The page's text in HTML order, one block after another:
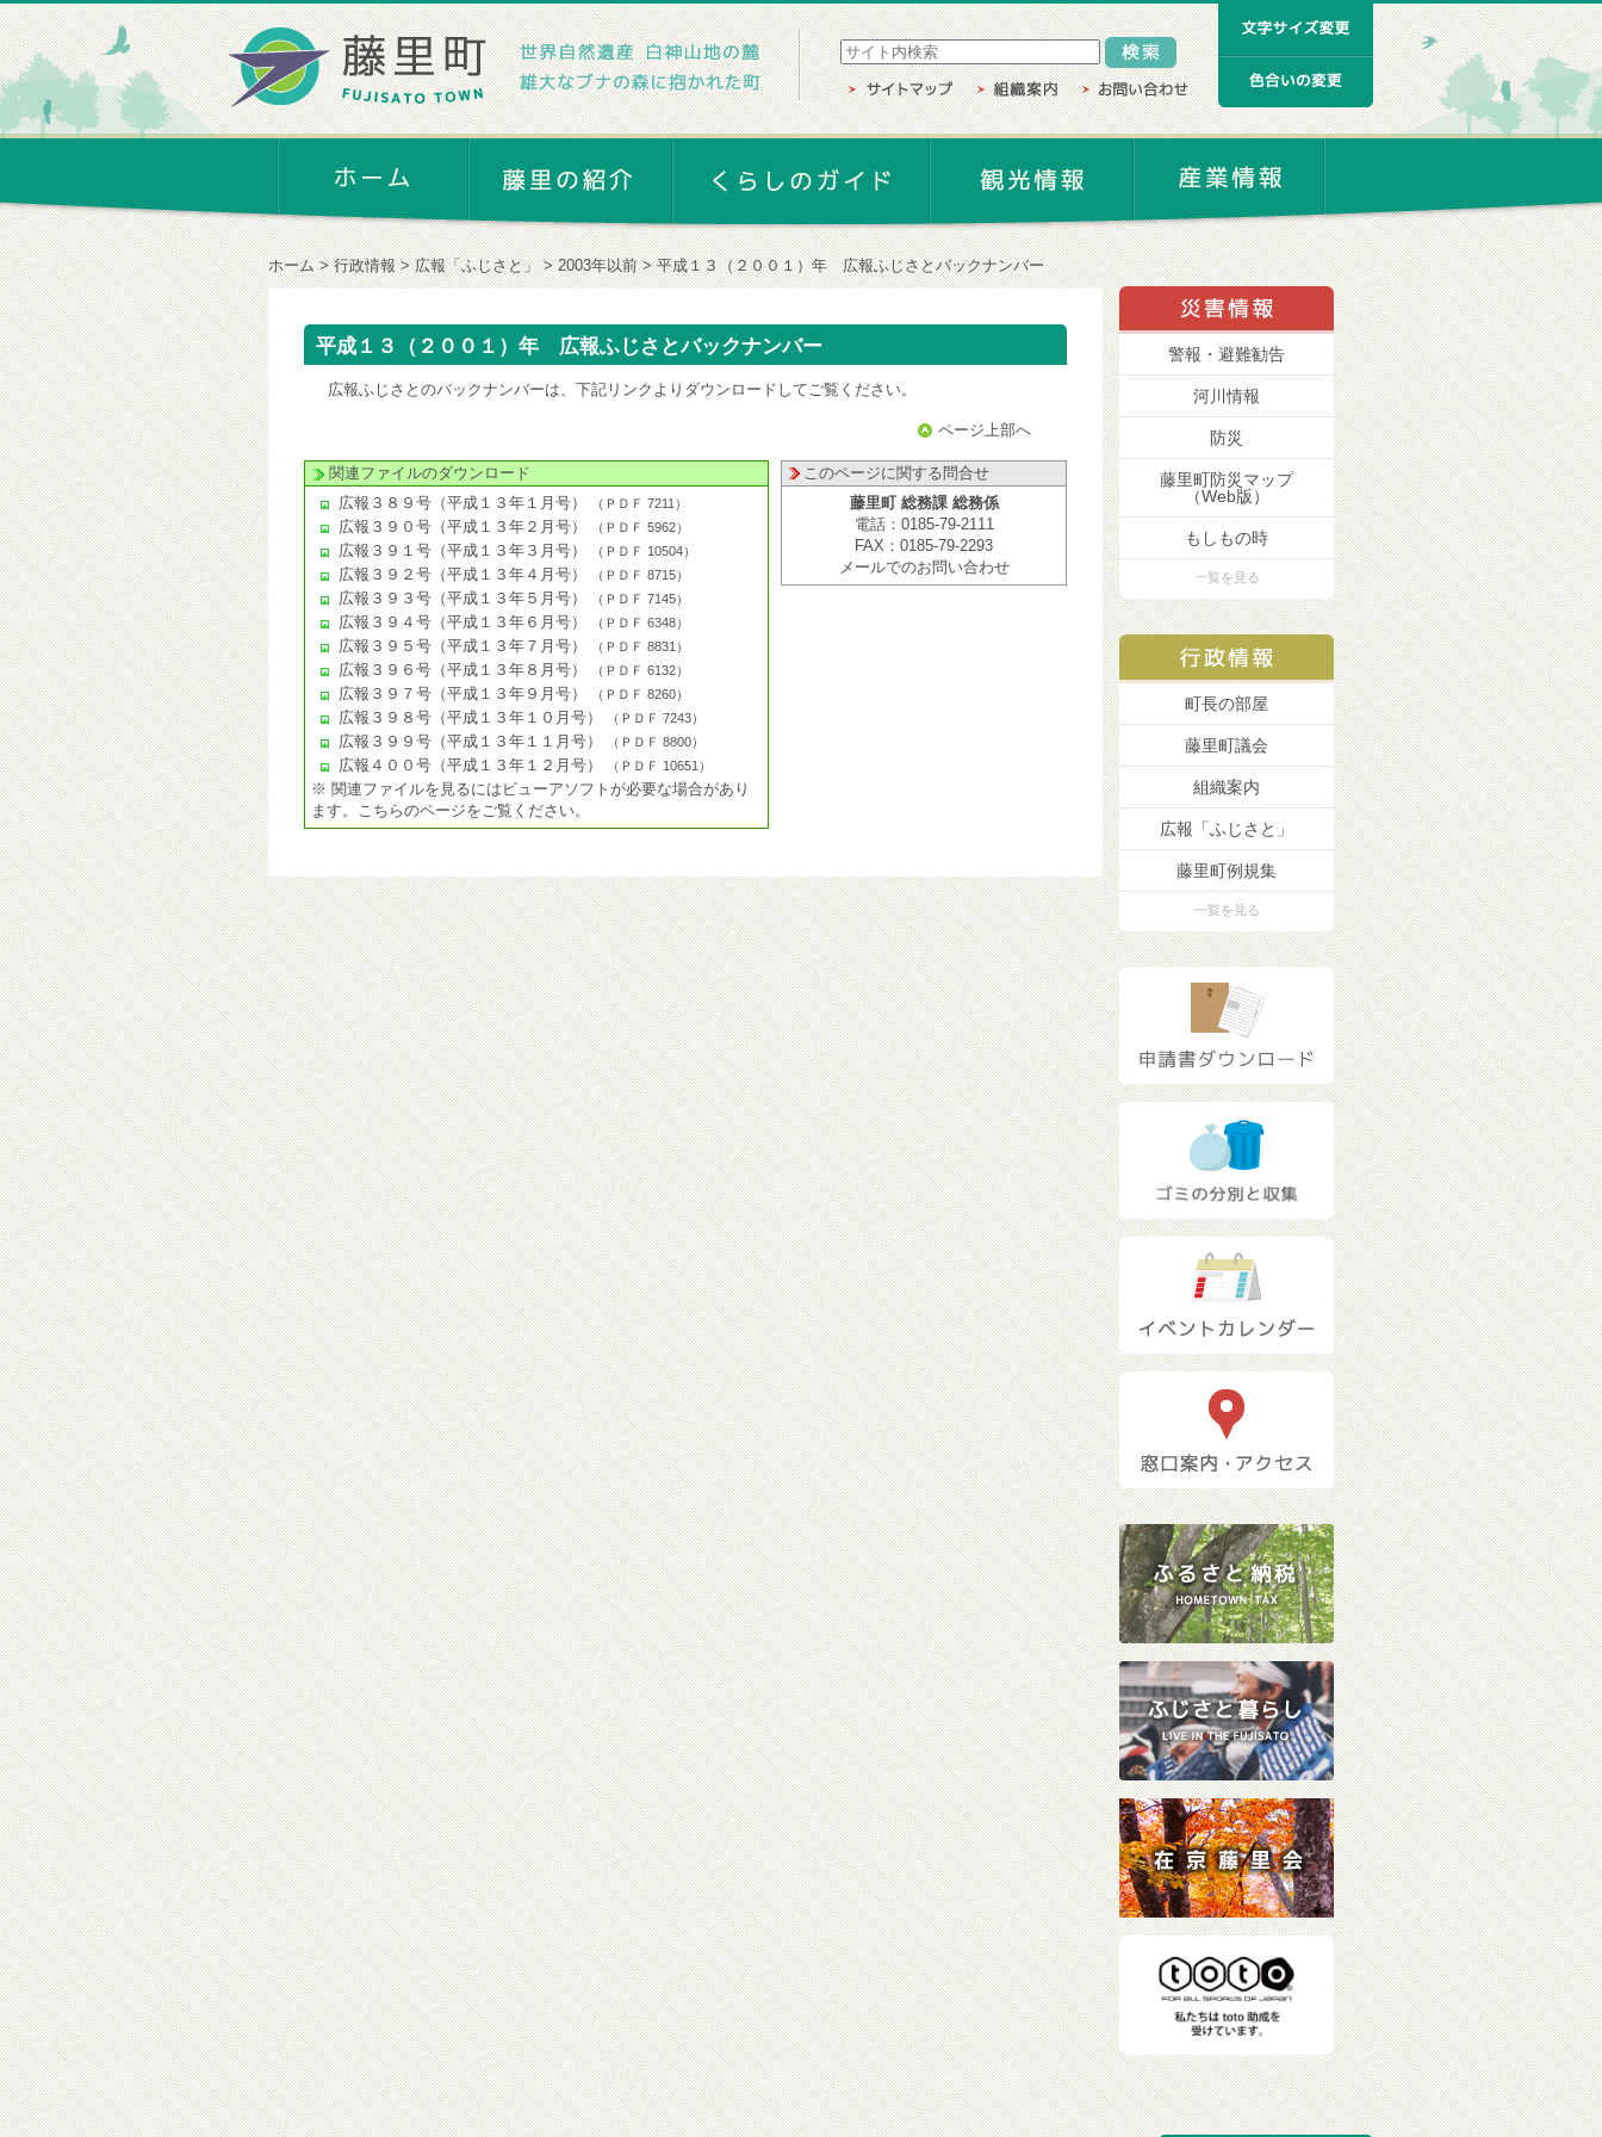
ホーム 行政情報 広報「ふじさと」 2003年以前 平成１３（２００１）年 広報ふじさとバックナンバー
平成１３（２００１）年 広報ふじさとバックナンバー
広報ふじさとのバックナンバーは、下記リンクよりダウンロードしてご覧ください。
ページ上部へ
関連ファイルのダウンロード
広報３８９号（平成１３年１月号）
（ ＰＤＦ 7211 ）
広報３９０号（平成１３年２月号） （ ＰＤＦ 5962）
広報３９１号（平成１３年３月号） （ ＰＤＦ 10504）
広報３９２号（平成１３年４月号） （ ＰＤＦ 8715）
広報３９３号（平成１３年５月号） （ ＰＤＦ 7145）
広報３９４号（平成１３年６月号） （ ＰＤＦ 6348）
広報３９５号（平成１３年７月号） （ ＰＤＦ 8831 ）
広報３９６号（平成１３年８月号） （ ＰＤＦ 6132）
広報３９７号（平成１３年９月号） （ ＰＤＦ 8260）
広報３９８号（平成１３年１０月号） （ ＰＤＦ 7243）
広報３９９号（平成１３年１１月号） （ ＰＤＦ 8800）
広報４００号（平成１３年１２月号） （ ＰＤＦ 10651 ）
※ 関連ファイルを見るにはビューアソフトが必要な場合があり
ます。こちらのページをご覧ください。
このページに関する問合せ
藤里町 総務課 総務係
電話：0185-79-2111
FAX：0185-79-2293
メールでのお問い合わせ
警報・避難勧告
河川情報
防災
藤里町防災マップ
（Web版）
もしもの時
一覧を見る
町長の部屋
藤里町議会
組織案内
広報「ふじさと」
藤里町例規集
一覧を見る